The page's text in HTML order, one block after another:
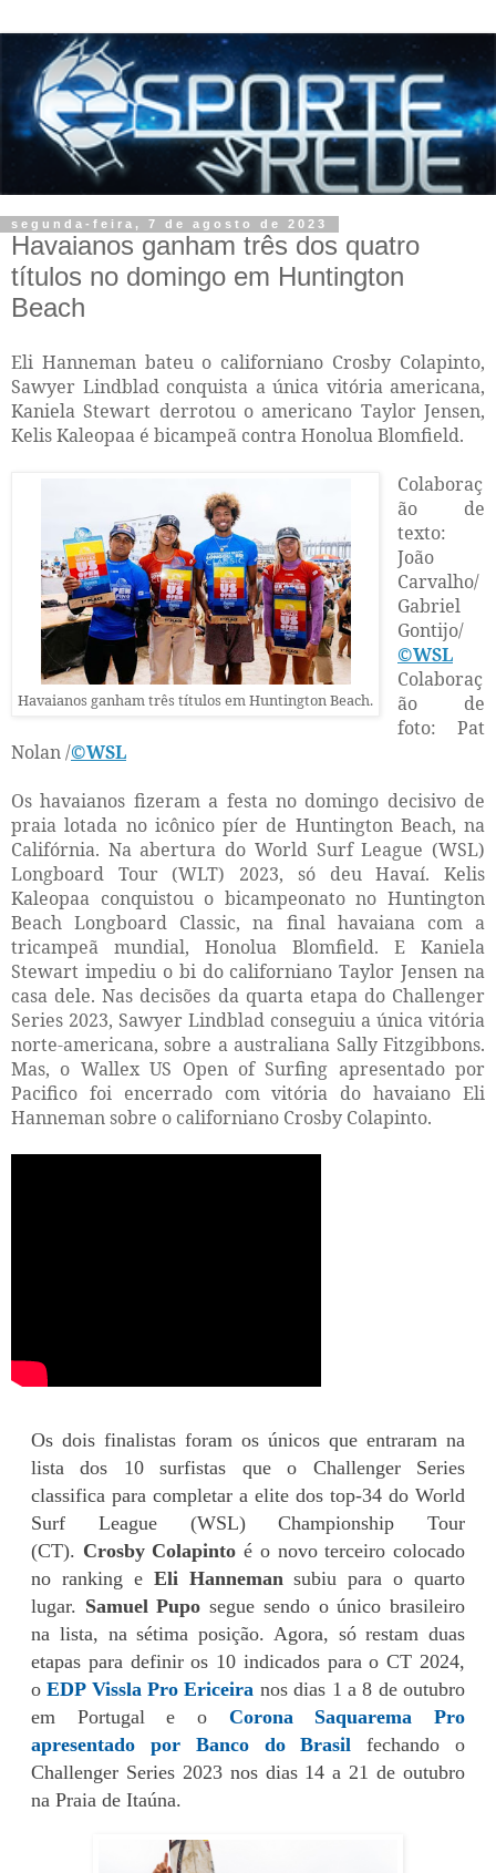
segunda-feira, 7 de agosto de 2023
Havaianos ganham três dos quatro
títulos no domingo em Huntington
Beach
Eli Hanneman bateu o californiano Crosby Colapinto,
Sawyer Lindblad conquista a única vitória americana,
Kaniela Stewart derrotou o americano Taylor Jensen,
Kelis Kaleopaa é bicampeã contra Honolua Blomfield.
Havaianos ganham três títulos em Huntington Beach.
Colaboraç
ão de
texto:
João
Carvalho/
Gabriel
Gontijo/
©WSL
Colaboraç
ão de
foto: Pat
Nolan /©WSL
Os havaianos fizeram a festa no domingo decisivo de
praia lotada no icônico píer de Huntington Beach, na
Califórnia. Na abertura do World Surf League (WSL)
Longboard Tour (WLT) 2023, só deu Havaí. Kelis
Kaleopaa conquistou o bicampeonato no Huntington
Beach Longboard Classic, na final havaiana com a
tricampeã mundial, Honolua Blomfield. E Kaniela
Stewart impediu o bi do californiano Taylor Jensen na
casa dele. Nas decisões da quarta etapa do Challenger
Series 2023, Sawyer Lindblad conseguiu a única vitória
norte-americana, sobre a australiana Sally Fitzgibbons.
Mas, o Wallex US Open of Surfing apresentado por
Pacifico foi encerrado com vitória do havaiano Eli
Hanneman sobre o californiano Crosby Colapinto.
Os dois finalistas foram os únicos que entraram na
lista dos 10 surfistas que o Challenger Series
classifica para completar a elite dos top-34 do World
Surf League (WSL) Championship Tour
(CT). Crosby Colapinto é o novo terceiro colocado
no ranking e Eli Hannemansubiu para o quarto
lugar. Samuel Pupo segue sendo o único brasileiro
na lista, na sétima posição. Agora, só restam duas
etapas para definir os 10 indicados para o CT 2024,
oEDP Vissla Pro Ericeira nos dias 1 a 8 de outubro
em Portugal e o Corona Saquarema Pro
apresentado por Banco do Brasil fechando o
Challenger Series 2023 nos dias 14 a 21 de outubro
na Praia de Itaúna.